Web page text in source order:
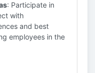
: Participate in
with
and best
employees in the